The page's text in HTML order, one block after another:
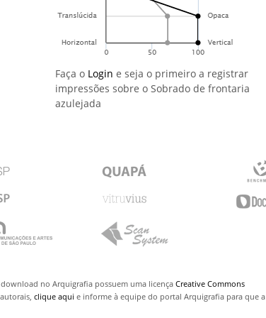
Faça o Login e seja o primeiro a registrar
impressões sobre o Sobrado de frontaria
azulejada
no Arquigrafia possuem uma licençaCreative Commons
autorais,clique aqui e informe à equipe do portal Arquigrafia para que a